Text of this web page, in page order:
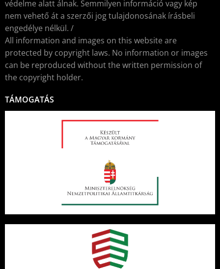
védelme alatt álnak. Semmilyen információ vagy kép
nem vehető át a szerzői jog tulajdonosának írásbeli
engedélye nélkül. /
All information and images on this website are
protected by copyright laws. No information or images
can be reproduced without the written permission of
the copyright holder.
TÁMOGATÁS